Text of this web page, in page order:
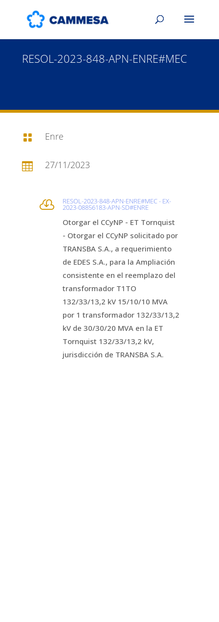
RESOL-2023-848-APN-ENRE#MEC
 Enre
 27/11/2023
 RESOL-2023-848-APN-ENRE#MEC - EX-
2023-08856183-APN-SD#ENRE
Otorgar el CCyNP - ET Tornquist
- Otorgar el CCyNP solicitado por
TRANSBA S.A., a requerimiento
de EDES S.A., para la Ampliación
consistente en el reemplazo del
transformador T1TO
132/33/13,2 kV 15/10/10 MVA
por 1 transformador 132/33/13,2
kV de 30/30/20 MVA en la ET
Tornquist 132/33/13,2 kV,
jurisdicción de TRANSBA S.A.